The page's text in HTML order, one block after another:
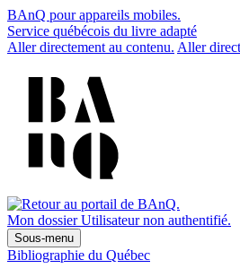
BAnQ pour appareils mobiles.
Service québécois du livre adapté
Aller directement au contenu. Aller
Mon dossier Utilisateur non authentifié.
Sous-menu
Bibliographie du Québec